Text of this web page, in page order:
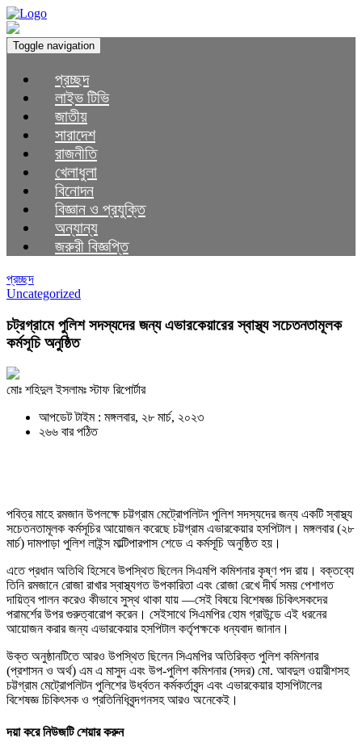
Toggle navigation
প্রচ্ছদ
লাইভ টিভি
জাতীয়
সারাদেশ
রাজনীতি
খেলাধুলা
বিনোদন
বিজ্ঞান ও প্রযুক্তি
অন্যান্য
জরুরী বিজ্ঞপ্তি
প্রচ্ছদ
Uncategorized
চট্রগ্রামে পুলিশ সদস্যদের জন্য এভারকেয়ারের স্বাস্থ্য সচেতনতামূলক
কর্মসূচি অনুষ্ঠিত
মোঃ শহিদুল ইসলামঃ স্টাফ রিপোর্টার
আপডেট টাইম : মঙ্গলবার, ২৮ মার্চ, ২০২৩
২৬৬ বার পঠিত
পবিত্র মাহে রমজান উপলক্ষে চট্টগ্রাম মেট্রোপলিটন পুলিশ সদস্যদের জন্য একটি স্বাস্থ্য
সচেতনতামূলক কর্মসূচির আয়োজন করেছে চট্টগ্রাম এভারকেয়ার হসপিটাল। মঙ্গলবার (২৮
মার্চ) দামপাড়া পুলিশ লাইন্স মাল্টিপারপাস শেডে এ কর্মসূচি অনুষ্ঠিত হয়।
এতে প্রধান অতিথি হিসেবে উপস্থিত ছিলেন সিএমপি কমিশনার কৃষ্ণ পদ রায়। বক্তব্যে
তিনি রমজানে রোজা রাখার স্বাস্থ্যগত উপকারিতা এবং রোজা রেখে দীর্ঘ সময় পেশাগত
দায়িত্ব পালন করেও কীভাবে সুস্থ থাকা যায় —সেই বিষয়ে বিশেষজ্ঞ চিকিৎসকদের
পরামর্শের উপর গুরুত্বারোপ করেন। সেইসাথে সিএমপির হোম গ্রাউন্ডে এই ধরনের
আয়োজন করার জন্য এভারকেয়ার হসপিটাল কর্তৃপক্ষকে ধন্যবাদ জানান।
উক্ত অনুষ্ঠানটিতে আরও উপস্থিত ছিলেন সিএমপির অতিরিক্ত পুলিশ কমিশনার
(প্রশাসন ও অর্থ) এম এ মাসুদ এবং উপ-পুলিশ কমিশনার (সদর) মো. আবদুল ওয়ারীশসহ
চট্টগ্রাম মেট্রোপলিটন পুলিশের উর্ধ্বতন কর্মকর্তাবৃন্দ এবং এভারকেয়ার হাসপিটালের
বিশেষজ্ঞ চিকিৎসক ও প্রতিনিধিবৃন্দগনসহ আরও অনেকেই।
দয়া করে নিউজটি শেয়ার করুন